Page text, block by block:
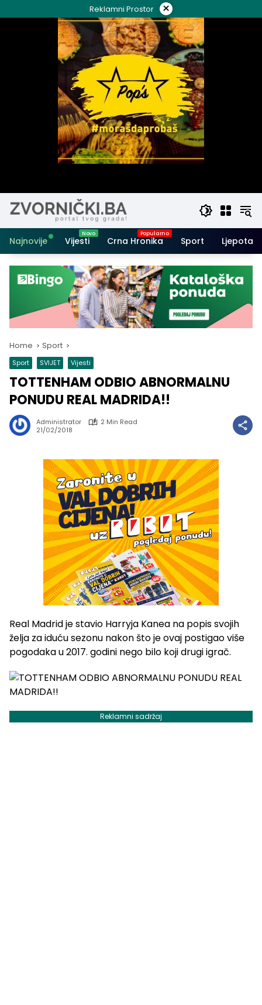
to
Reklamni Prostor ×
Najnovije Vijesti Crna Hronika Sport Ljepota i
Home Sport
Sport SVIJET Vijesti
TOTTENHAM ODBIO ABNORMALNU
PONUDU REAL MADRIDA!!
Administrator
2 Min Read
21/02/2018
Real Madrid je stavio Harryja Kanea na popis svojih
želja za iduću sezonu nakon što je ovaj postigao više
pogodaka u 2017. godini nego bilo koji drugi igrač.
Reklamni sadržaj